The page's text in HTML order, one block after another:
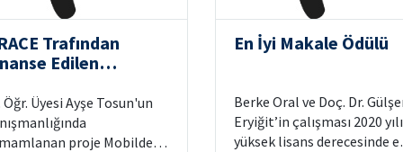
Trafından
Edilen
Projesi Başarıyla
Öğr. Üyesi Ayşe Tosun'un
proje Mobildev
En İyi Makale Ödülü
Berke Oral ve Doç. Dr. Gülşen
Eryiğit’in çalışması 2020 yılı
yüksek lisans derecesinde